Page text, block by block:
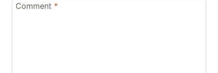
Comment *